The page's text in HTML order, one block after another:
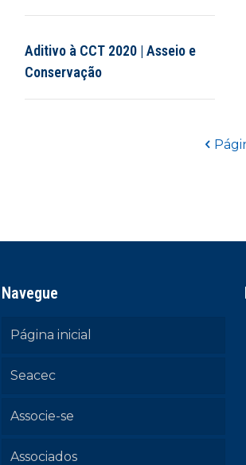
Aditivo à CCT 2020 | Asseio e
Conservação
Navegue
Página inicial
Seacec
Associe-se
Associados